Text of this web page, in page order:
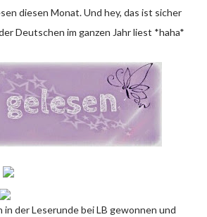
diesen Monat. Und hey, das ist sicher
Deutschen im ganzen Jahr liest *haha*